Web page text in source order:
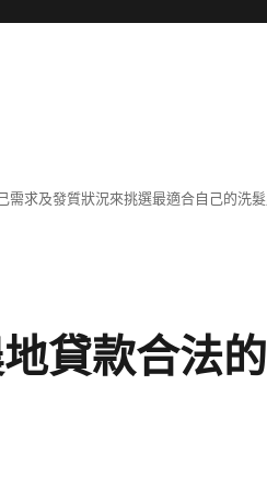
求及發質狀況來挑選最適合自己的洗
貸款合法